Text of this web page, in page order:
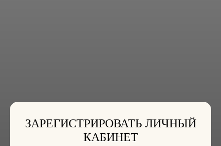
ЗАРЕГИСТРИРОВАТЬ ЛИЧНЫЙ
КАБИНЕТ